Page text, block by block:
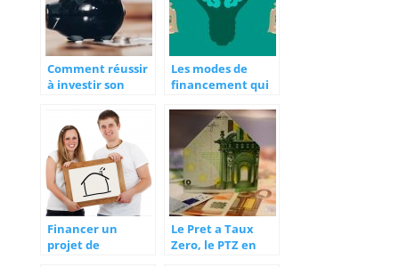
Comment réussir
à investir son
Les modes de
financement qui
actuellement
Financer un
projet de
Le Pret a Taux
Zero, le PTZ en